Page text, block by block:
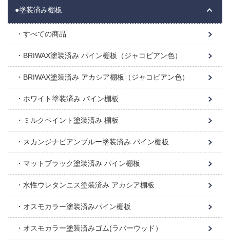
●塗装済み棚板
すべての商品
BRIWAX塗装済み パイン棚板（ジャコビアン色）
BRIWAX塗装済み アカシア棚板（ジャコビアン色）
ホワイト塗装済み パイン棚板
ミルクペイント塗装済み 棚板
スカンジナビアンブルー塗装済み パイン棚板
マットブラック塗装済み パイン棚板
水性ウレタンニス塗装済み アカシア棚板
オスモカラー塗装済みパイン棚板
オスモカラー塗装済みゴム(ラバーウッド）